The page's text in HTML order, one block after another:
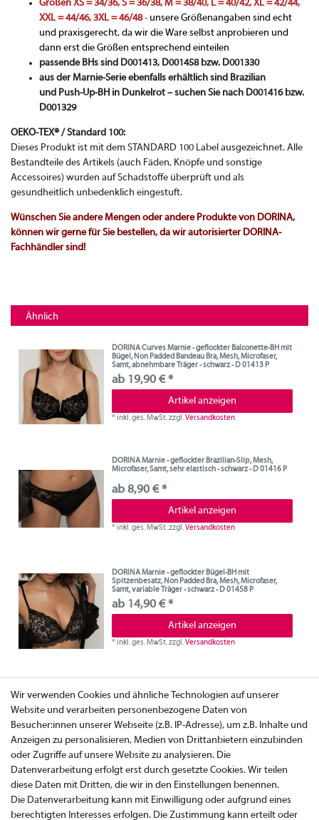
Größen XS = 34/36, S = 36/38, M = 38/40, L = 40/42, XL = 42/44,
XXL = 44/46, 3XL = 46/48- unsere Größenangaben sind echt
und praxisgerecht, da wir die Ware selbst anprobieren und
dann erst die Größen entsprechend einteilen
passende BHs sind D001413, D001458 bzw. D001330
aus der Marnie-Serie ebenfalls erhältlich sind Brazilian
und Push-Up-BH in Dunkelrot – suchen Sie nach D001416 bzw.
D001329
OEKO-TEX® / Standard 100:
Dieses Produkt ist mit dem STANDARD 100 Label ausgezeichnet. Alle
Bestandteile des Artikels (auch Fäden, Knöpfe und sonstige
Accessoires) wurden auf Schadstoffe überprüft und als
gesundheitlich unbedenklich eingestuft.
Wünschen Sie andere Mengen oder andere Produkte von DORINA,
können wir gerne für Sie bestellen, da wir autorisierter DORINA-
Fachhändler sind!
Ähnlich
DORINA Curves Marnie - geflockter Balconette-BH mit
Bügel, Non Padded Bandeau Bra, Mesh, Microfaser,
Samt, abnehmbare Träger - schwarz - D 01413 P
ab 19,90 € *
Artikel anzeigen
*inkl. ges. MwSt.zzgl.Versandkosten
DORINA Marnie - geflockter Brazilian-Slip, Mesh,
Microfaser, Samt, sehr elastisch - schwarz - D 01416 P
ab 8,90 € *
Artikel anzeigen
*inkl. ges. MwSt.zzgl.Versandkosten
DORINA Marnie - geflockter Bügel-BH mit
Spitzenbesatz, Non Padded Bra, Mesh, Microfaser,
Samt, variable Träger - schwarz - D 01458 P
ab 14,90 € *
Artikel anzeigen
*inkl. ges. MwSt.zzgl.Versandkosten
Wir verwenden Cookies und ähnliche Technologien auf unserer
Website und verarbeiten personenbezogene Daten von
Besucher:innen unserer Webseite (z.B. IP-Adresse), um z.B. Inhalte und
Anzeigen zu personalisieren, Medien von Drittanbietern einzubinden
oder Zugriffe auf unsere Website zu analysieren. Die
Datenverarbeitung erfolgt erst durch gesetzte Cookies. Wir teilen
diese Daten mit Dritten, die wir in den Einstellungen benennen.
Die Datenverarbeitung kann mit Einwilligung oder aufgrund eines
berechtigten Interesses erfolgen. Die Zustimmung kann erteilt oder